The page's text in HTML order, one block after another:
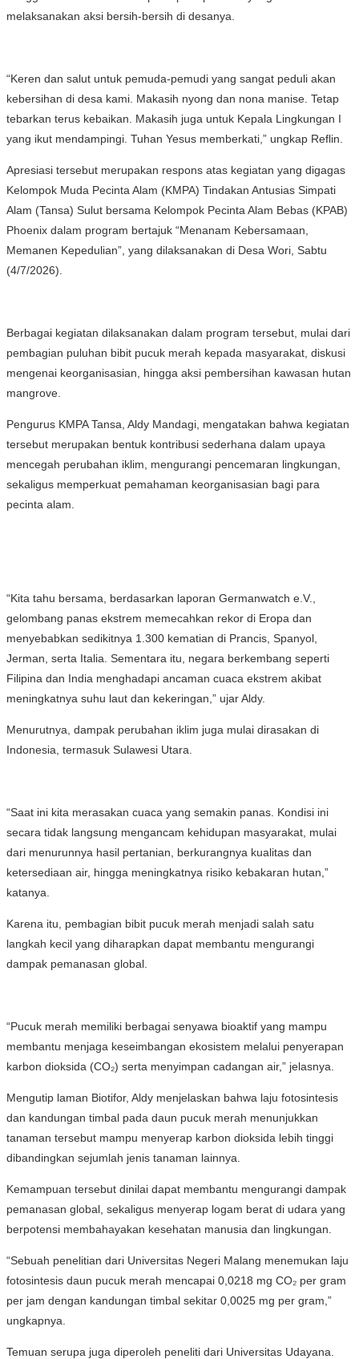
melaksanakan aksi bersih-bersih di desanya.
“Keren dan salut untuk pemuda-pemudi yang sangat peduli akan
kebersihan di desa kami. Makasih nyong dan nona manise. Tetap
tebarkan terus kebaikan. Makasih juga untuk Kepala Lingkungan I
yang ikut mendampingi. Tuhan Yesus memberkati,” ungkap Reflin.
Apresiasi tersebut merupakan respons atas kegiatan yang digagas
Kelompok Muda Pecinta Alam (KMPA) Tindakan Antusias Simpati
Alam (Tansa) Sulut bersama Kelompok Pecinta Alam Bebas (KPAB)
Phoenix dalam program bertajuk “Menanam Kebersamaan,
Memanen Kepedulian”, yang dilaksanakan di Desa Wori, Sabtu
(4/7/2026).
Berbagai kegiatan dilaksanakan dalam program tersebut, mulai dari
pembagian puluhan bibit pucuk merah kepada masyarakat, diskusi
mengenai keorganisasian, hingga aksi pembersihan kawasan hutan
mangrove.
Pengurus KMPA Tansa, Aldy Mandagi, mengatakan bahwa kegiatan
tersebut merupakan bentuk kontribusi sederhana dalam upaya
mencegah perubahan iklim, mengurangi pencemaran lingkungan,
sekaligus memperkuat pemahaman keorganisasian bagi para
pecinta alam.
“Kita tahu bersama, berdasarkan laporan Germanwatch e.V.,
gelombang panas ekstrem memecahkan rekor di Eropa dan
menyebabkan sedikitnya 1.300 kematian di Prancis, Spanyol,
Jerman, serta Italia. Sementara itu, negara berkembang seperti
Filipina dan India menghadapi ancaman cuaca ekstrem akibat
meningkatnya suhu laut dan kekeringan,” ujar Aldy.
Menurutnya, dampak perubahan iklim juga mulai dirasakan di
Indonesia, termasuk Sulawesi Utara.
“Saat ini kita merasakan cuaca yang semakin panas. Kondisi ini
secara tidak langsung mengancam kehidupan masyarakat, mulai
dari menurunnya hasil pertanian, berkurangnya kualitas dan
ketersediaan air, hingga meningkatnya risiko kebakaran hutan,”
katanya.
Karena itu, pembagian bibit pucuk merah menjadi salah satu
langkah kecil yang diharapkan dapat membantu mengurangi
dampak pemanasan global.
“Pucuk merah memiliki berbagai senyawa bioaktif yang mampu
membantu menjaga keseimbangan ekosistem melalui penyerapan
karbon dioksida (CO₂) serta menyimpan cadangan air,” jelasnya.
Mengutip laman Biotifor, Aldy menjelaskan bahwa laju fotosintesis
dan kandungan timbal pada daun pucuk merah menunjukkan
tanaman tersebut mampu menyerap karbon dioksida lebih tinggi
dibandingkan sejumlah jenis tanaman lainnya.
Kemampuan tersebut dinilai dapat membantu mengurangi dampak
pemanasan global, sekaligus menyerap logam berat di udara yang
berpotensi membahayakan kesehatan manusia dan lingkungan.
“Sebuah penelitian dari Universitas Negeri Malang menemukan laju
fotosintesis daun pucuk merah mencapai 0,0218 mg CO₂ per gram
per jam dengan kandungan timbal sekitar 0,0025 mg per gram,”
ungkapnya.
Temuan serupa juga diperoleh peneliti dari Universitas Udayana.